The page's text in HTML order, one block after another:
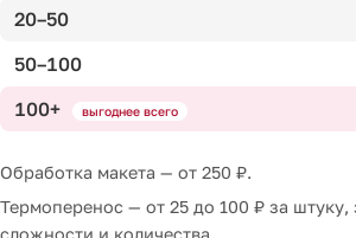
20–50
50–100
100+
выгоднее всего
Обработка макета — от 250 ₽.
Термоперенос — от 25 до 100 ₽ за штуку,
сложности и количества.